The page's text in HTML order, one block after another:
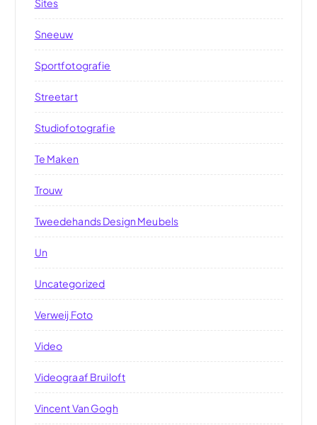
Sites
Sneeuw
Sportfotografie
Streetart
Studiofotografie
Te Maken
Trouw
Tweedehands Design Meubels
Un
Uncategorized
Verweij Foto
Video
Videograaf Bruiloft
Vincent Van Gogh